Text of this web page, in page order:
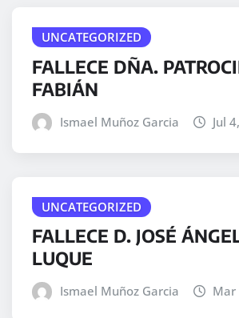
UNCATEGORIZED
FALLECE DÑA.
FABIÁN
Ismael Muñoz Garcia Jul
UNCATEGORIZED
FALLECE D. JOSÉ
LUQUE
Ismael Muñoz Garcia Mar